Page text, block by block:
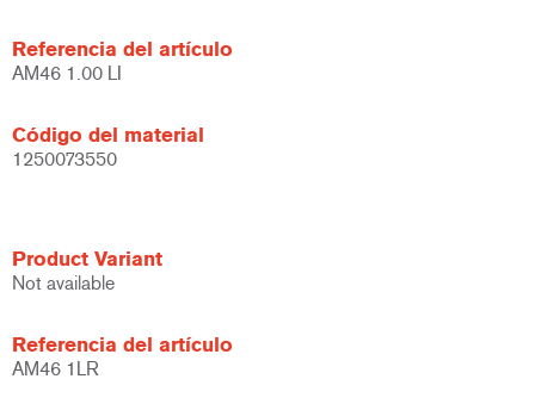
Referencia del artículo
AM46 1.00 LI
Código del material
1250073550
Product Variant
Not available
Referencia del artículo
AM46 1LR